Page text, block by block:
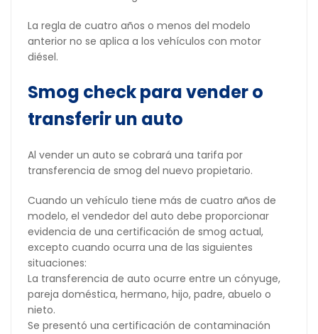
La regla de cuatro años o menos del modelo
anterior no se aplica a los vehículos con motor
diésel.
Smog check para vender o
transferir un auto
Al vender un auto se cobrará una tarifa por
transferencia de smog del nuevo propietario.
Cuando un vehículo tiene más de cuatro años de
modelo, el vendedor del auto debe proporcionar
evidencia de una certificación de smog actual,
excepto cuando ocurra una de las siguientes
situaciones:
La transferencia de auto ocurre entre un cónyuge,
pareja doméstica, hermano, hijo, padre, abuelo o
nieto.
Se presentó una certificación de contaminación